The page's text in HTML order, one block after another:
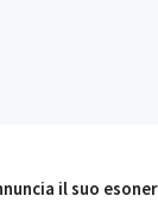
il suo